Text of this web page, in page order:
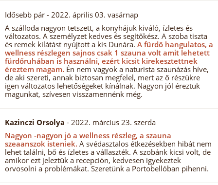
Idősebb pár - 2022. április 03. vasárnap
A szálloda nagyon tetszett, a konyhájuk kiváló, ízletes és
változatos. A személyzet kedves és segítőkész. A szoba tiszta
és remek kilátást nyújtott a kis Dunára. A fürdő hangulatos, a
wellness részlegen sajnos csak 1 szauna volt amit lehetett
fürdőruhában is használni, ezért kicsit kirekesztettnek
éreztem magam. Én nem vagyok a naturista szaunázás híve,
de aki szereti, annak biztosan megfelel, mert az ő részükre
igen változatos lehetőségeket kínálnak. Nagyon jól éreztük
magunkat, szívesen visszamennénk még.
Kazinczi Orsolya - 2022. március 23. szerda
Nagyon -nagyon jó a wellness részleg, a szauna
szeaanszok isteniek. A svédasztalos étkezésekben hibát nem
lehet találni, bő és ízletes a vállaszték. A szobánk kicsi volt, de
amikor ezt jeleztük a recepción, kedvesen igyekeztek
orvosolni a problémákat. Szeretünk a Portobellóban pihenni.